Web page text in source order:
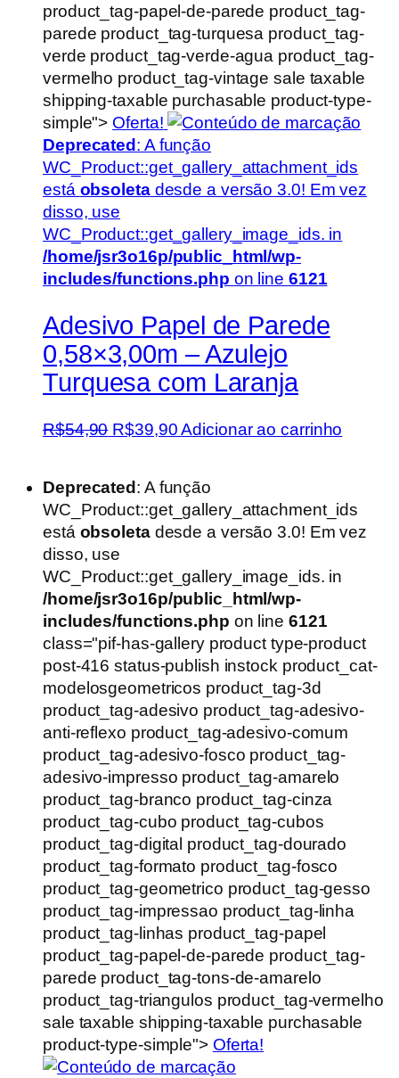
product_tag-papel-de-parede product_tag-
parede product_tag-turquesa product_tag-
verde product_tag-verde-agua product_tag-
vermelho product_tag-vintage sale taxable
shipping-taxable purchasable product-type-
simple"> Oferta!
Deprecated : A função
WC_Product::get_gallery_attachment_ids
está obsoletadesde a versão 3.0! Em vez
disso, use
WC_Product::get_gallery_image_ids. in
/home/jsr3o16p/public_html/wp-
includes/functions.php on line 6121
Adesivo Papel de Parede
0,58×3,00m – Azulejo
Turquesa com Laranja
R$54,90 O
era:
R$54,90.
R$39,90O
é:
R$39,90.
Adicionar ao carrinho
Deprecated: A função
WC_Product::get_gallery_attachment_ids
está obsoletadesde a versão 3.0! Em vez
disso, use
WC_Product::get_gallery_image_ids. in
/home/jsr3o16p/public_html/wp-
includes/functions.php on line 6121
class="pif-has-gallery product type-product
post-416 status-publish instock product_cat-
modelosgeometricos product_tag-3d
product_tag-adesivo product_tag-adesivo-
anti-reflexo product_tag-adesivo-comum
product_tag-adesivo-fosco product_tag-
adesivo-impresso product_tag-amarelo
product_tag-branco product_tag-cinza
product_tag-cubo product_tag-cubos
product_tag-digital product_tag-dourado
product_tag-formato product_tag-fosco
product_tag-geometrico product_tag-gesso
product_tag-impressao product_tag-linha
product_tag-linhas product_tag-papel
product_tag-papel-de-parede product_tag-
parede product_tag-tons-de-amarelo
product_tag-triangulos product_tag-vermelho
sale taxable shipping-taxable purchasable
product-type-simple"> Oferta!